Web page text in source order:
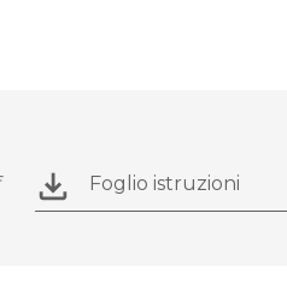
Foglio istruzioni